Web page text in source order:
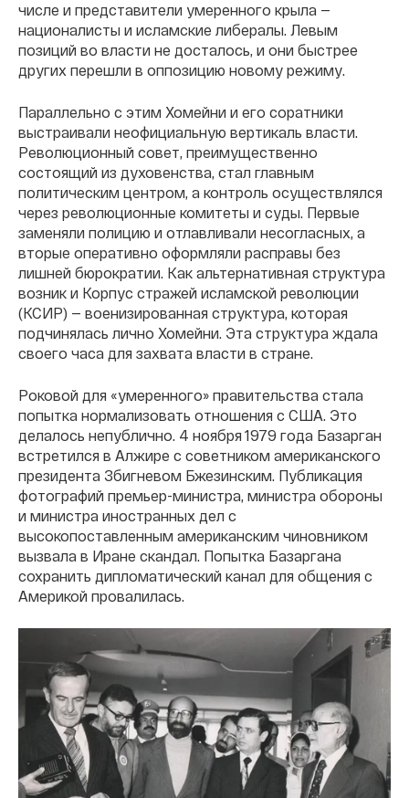
числе и представители умеренного крыла —
националисты и исламские либералы. Левым
позиций во власти не досталось, и они быстрее
других перешли в оппозицию новому режиму.
Параллельно с этим Хомейни и его соратники
выстраивали неофициальную вертикаль власти.
Революционный совет, преимущественно
состоящий из духовенства, стал главным
политическим центром, а контроль осуществлялся
через революционные комитеты и суды. Первые
заменяли полицию и отлавливали несогласных, а
вторые оперативно оформляли расправы без
лишней бюрократии. Как альтернативная структура
возник и Корпус стражей исламской революции
(КСИР) — военизированная структура, которая
подчинялась лично Хомейни. Эта структура ждала
своего часа для захвата власти в стране.
Роковой для «умеренного» правительства стала
попытка нормализовать отношения с США. Это
делалось непублично. 4 ноября 1979 года Базарган
встретился в Алжире с советником американского
президента Збигневом Бжезинским. Публикация
фотографий премьер-министра, министра обороны
и министра иностранных дел с
высокопоставленным американским чиновником
вызвала в Иране скандал. Попытка Базаргана
сохранить дипломатический канал для общения с
Америкой провалилась.